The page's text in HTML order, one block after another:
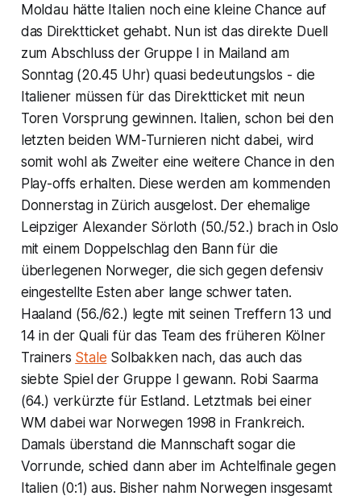
Moldau hätte Italien noch eine kleine Chance auf
das Direktticket gehabt. Nun ist das direkte Duell
zum Abschluss der Gruppe I in Mailand am
Sonntag (20.45 Uhr) quasi bedeutungslos - die
Italiener müssen für das Direktticket mit neun
Toren Vorsprung gewinnen. Italien, schon bei den
letzten beiden WM-Turnieren nicht dabei, wird
somit wohl als Zweiter eine weitere Chance in den
Play-offs erhalten. Diese werden am kommenden
Donnerstag in Zürich ausgelost. Der ehemalige
Leipziger Alexander Sörloth (50./52.) brach in Oslo
mit einem Doppelschlag den Bann für die
überlegenen Norweger, die sich gegen defensiv
eingestellte Esten aber lange schwer taten.
Haaland (56./62.) legte mit seinen Treffern 13 und
14 in der Quali für das Team des früheren Kölner
Trainers Stale Solbakken nach, das auch das
siebte Spiel der Gruppe I gewann. Robi Saarma
(64.) verkürzte für Estland. Letztmals bei einer
WM dabei war Norwegen 1998 in Frankreich.
Damals überstand die Mannschaft sogar die
Vorrunde, schied dann aber im Achtelfinale gegen
Italien (0:1) aus. Bisher nahm Norwegen insgesamt